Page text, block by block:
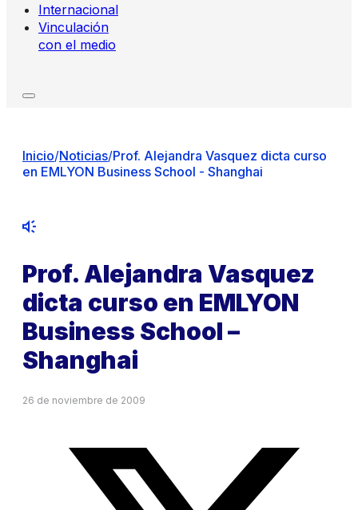
Internacional
Vinculación
con el medio
Inicio/Noticias/Prof. Alejandra Vasquez dicta curso
en EMLYON Business School - Shanghai
Prof. Alejandra Vasquez
dicta curso en EMLYON
Business School –
Shanghai
26 de noviembre de 2009